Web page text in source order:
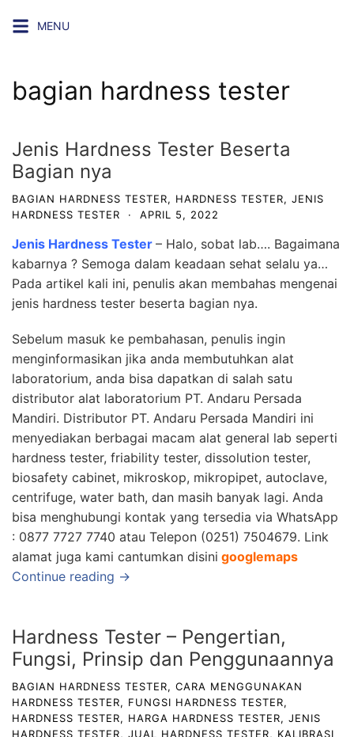
MENU
bagian hardness tester
Jenis Hardness Tester Beserta
Bagian nya
BAGIAN HARDNESS TESTER, HARDNESS TESTER, JENIS
HARDNESS TESTER
· APRIL 5, 2022
Jenis Hardness Tester – Halo, sobat lab…. Bagaimana
kabarnya ? Semoga dalam keadaan sehat selalu ya…
Pada artikel kali ini, penulis akan membahas mengenai
jenis hardness tester beserta bagian nya.
Sebelum masuk ke pembahasan, penulis ingin
menginformasikan jika anda membutuhkan alat
laboratorium, anda bisa dapatkan di salah satu
distributor alat laboratorium PT. Andaru Persada
Mandiri. Distributor PT. Andaru Persada Mandiri ini
menyediakan berbagai macam alat general lab seperti
hardness tester, friability tester, dissolution tester,
biosafety cabinet, mikroskop, mikropipet, autoclave,
centrifuge, water bath, dan masih banyak lagi. Anda
bisa menghubungi kontak yang tersedia via WhatsApp
: 0877 7727 7740 atau Telepon (0251) 7504679. Link
alamat juga kami cantumkan disini googlemaps
Continue reading →
Hardness Tester – Pengertian,
Fungsi, Prinsip dan Penggunaannya
BAGIAN HARDNESS TESTER, CARA MENGGUNAKAN
HARDNESS TESTER, FUNGSI HARDNESS TESTER,
HARDNESS TESTER, HARGA HARDNESS TESTER, JENIS
HARDNESS TESTER, JUAL HARDNESS TESTER, KALIBRASI